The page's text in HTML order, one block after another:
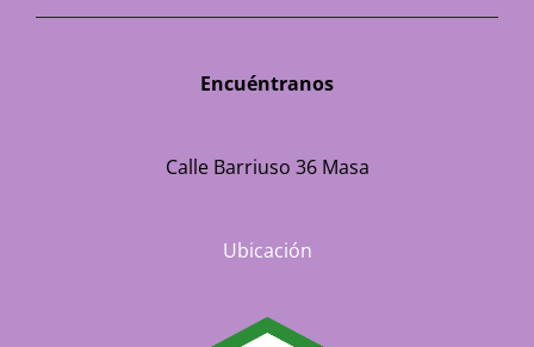
Encuéntranos
Calle Barriuso 36 Masa
Ubicación